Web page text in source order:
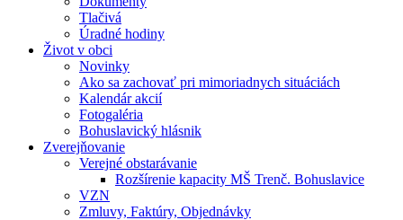
Tlačivá
Úradné hodiny
Život v obci
Novinky
Ako sa zachovať pri mimoriadnych situáciách
Kalendár akcií
Fotogaléria
Bohuslavický hlásnik
Zverejňovanie
Verejné obstarávanie
Rozšírenie kapacity MŠ Trenč. Bohuslavice
VZN
Zmluvy, Faktúry, Objednávky